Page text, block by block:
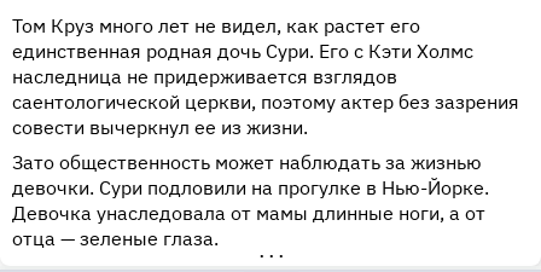
Том Круз много лет не видел, как растет его
единственная родная дочь Сури. Его с Кэти Холмс
наследница не придерживается взглядов
саентологической церкви, поэтому актер без зазрения
совести вычеркнул ее из жизни.
Зато общественность может наблюдать за жизнью
девочки. Сури подловили на прогулке в Нью-Йорке.
Девочка унаследовала от мамы длинные ноги, а от
отца — зеленые глаза.
•••